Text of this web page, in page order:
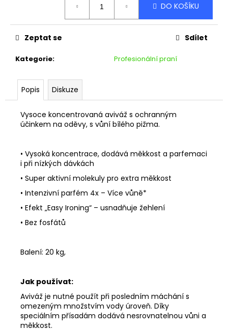
DO KOŠÍKU
Kategorie: Profesionální praní
Zeptat se Sdílet
Popis Diskuze
Vysoce koncentrovaná aviváž s ochranným
účinkem na oděvy, s vůní bílého pižma.
• Vysoká koncentrace, dodává měkkost a parfemaci
i při nízkých dávkách
• Super aktivní molekuly pro extra měkkost
• Intenzivní parfém 4x – Více vůně*
• Efekt „Easy Ironing“ – usnadňuje žehlení
• Bez fosfátů
Balení: 20 kg,
Jak používat:
Aviváž je nutné použít při posledním máchání s
omezeným množstvím vody úroveň. Díky
speciálním přísadám dodává nesrovnatelnou vůni a
měkkost.
r
u
u
e